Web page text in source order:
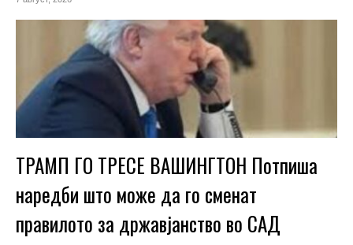
ТРАМП ГО ТРЕСЕ ВАШИНГТОН Потпиша
наредби што може да го сменат
правилото за државјанство во САД